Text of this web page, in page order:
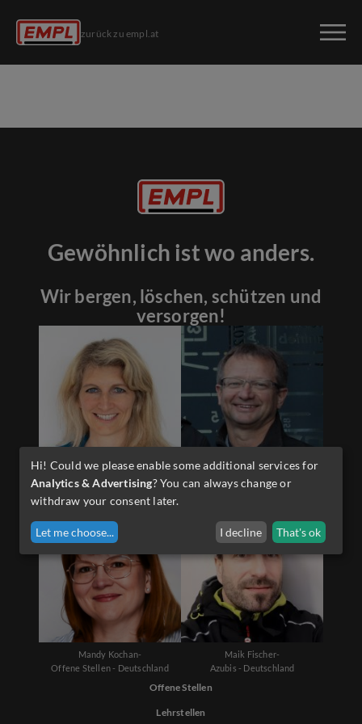
zurück zu empl.at
Gewöhnlich ist wo anders.
Wir bergen, löschen, schützen und
versorgen!
Offene Stellen
Lehrstellen
Diana Schwarzenauer-
Martin Sporer-
Mandy Kochan-
Offene Stellen - Deutschland
Maik Fischer-
Azubis - Deutschland
Hi! Could we please enable some additional services for
Analytics & Advertising? You can always change or
withdraw your consent later.
Let me choose... I decline That's ok